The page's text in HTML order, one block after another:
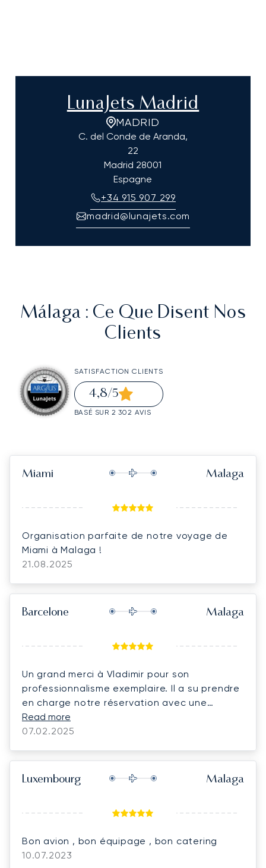
LunaJets Madrid
MADRID
C. del Conde de Aranda,
22
Madrid 28001
Espagne
+34 915 907 299
madrid@lunajets.com
Málaga : Ce Que Disent Nos
Clients
SATISFACTION CLIENTS
4,8/5
BASÉ SUR 2 302 AVIS
Miami Malaga
Organisation parfaite de notre voyage de
Miami à Malaga !
21.08.2025
Barcelone Malaga
Un grand merci à Vladimir pour son
professionnalisme exemplaire. Il a su prendre
en charge notre réservation avec une
grande efficacité, de la première prise de
contact jusqu'à la finalisation. Disponible à
attentif à nos besoins. Nous avons été ravis
de bénéficier d’un service aussi soigné. Je
recommande sans hésiter !
Read more
07.02.2025
Luxembourg Malaga
Bon avion , bon équipage , bon catering
10.07.2023